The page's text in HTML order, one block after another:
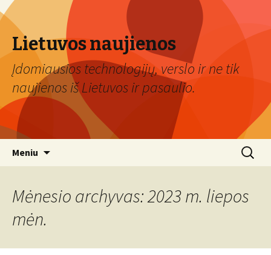
Lietuvos naujienos
Įdomiausios technologijų, verslo ir ne tik
naujienos iš Lietuvos ir pasaulio.
Meniu Ieškoti:
Mėnesio archyvas: 2023 m. liepos
mėn.